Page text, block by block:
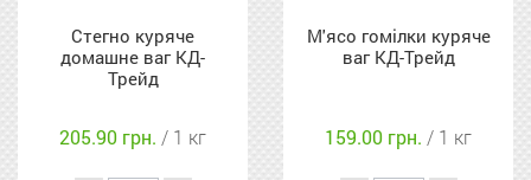
Стегно куряче
домашне ваг КД-
Трейд
205.90 грн. / 1 кг
М'ясо гомілки куряче
ваг КД-Трейд
159.00 грн. / 1 кг